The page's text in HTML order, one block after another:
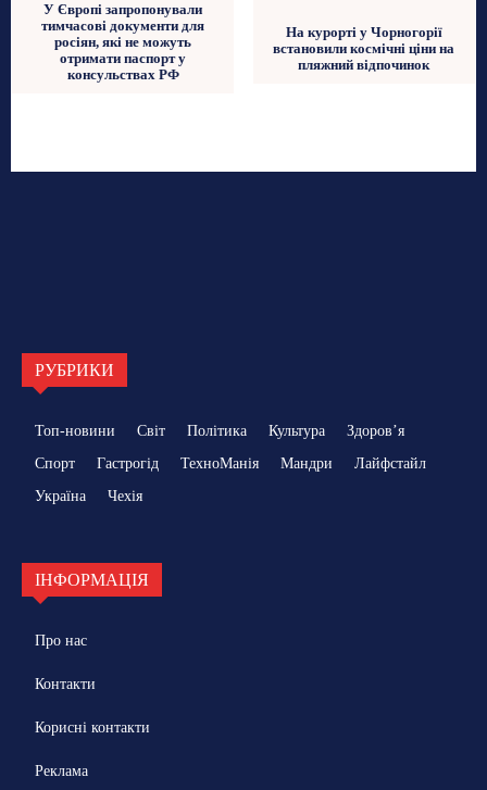
У Європі запропонували
тимчасові документи для
росіян, які не можуть
отримати паспорт у
консульствах РФ
На курорті у Чорногорії
встановили космічні ціни на
пляжний відпочинок
РУБРИКИ
Топ-новини Світ Політика Культура
Здоровʼя
Спорт
Гастрогід ТехноМанія Мандри
Лайфстайл
Україна
Чехія
ІНФОРМАЦІЯ
Про нас
Контакти
Корисні контакти
Реклама